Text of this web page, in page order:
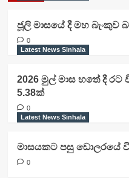
ජූලි මාසයේ දී මහ බැංකුව
0
Latest News Sinhala
2026 මුල් මාස හතේ දී
5.38ක්
0
Latest News Sinhala
මාසයකට පසු ඩොලරයේ
0